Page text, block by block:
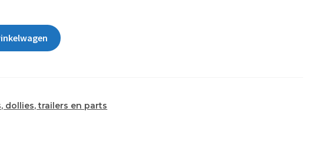
dollies, trailers en parts